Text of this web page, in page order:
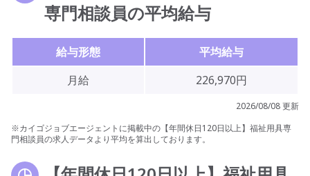
専門相談員の平均給与
給与形態
平均給与
月給
226,970円
2026/08/08 更新
※カイゴジョブエージェントに掲載中の【年間休日120日以上】福祉用具専
門相談員の求人データより平均を算出しております。